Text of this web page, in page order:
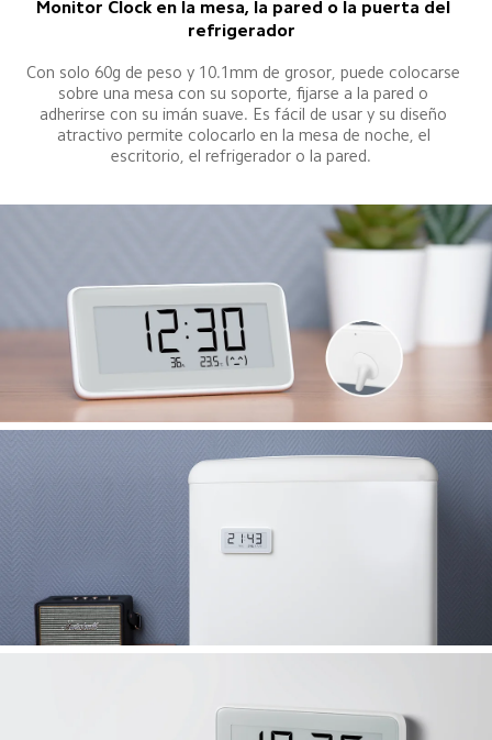
Monitor Clock en la mesa, la pared o la puerta del
refrigerador
Con solo 60g de peso y 10.1mm de grosor, puede colocarse
sobre una mesa con su soporte, fijarse a la pared o
adherirse con su imán suave. Es fácil de usar y su diseño
atractivo permite colocarlo en la mesa de noche, el
escritorio, el refrigerador o la pared.